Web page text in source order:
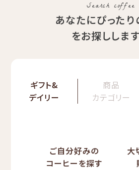
Search coffee
あなたにぴった
をお探ししま
ギフト&
デイリー
商品
カテゴリー
ご自分好みの
コーヒーを探す
大